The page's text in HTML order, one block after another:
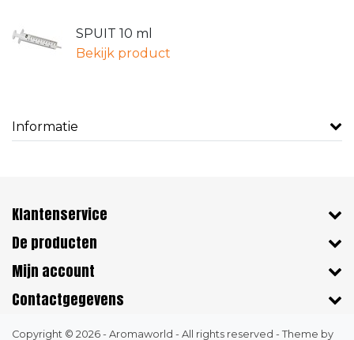
SPUIT 10 ml
Bekijk product
Informatie
Klantenservice
De producten
Mijn account
Contactgegevens
Copyright © 2026 - Aromaworld - All rights reserved - Theme by